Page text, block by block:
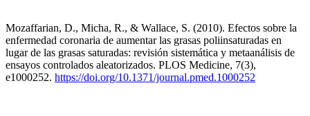
Mozaffarian, D., Micha, R., & Wallace, S. (2010). Efectos sobre la
enfermedad coronaria de aumentar las grasas poliinsaturadas en
lugar de las grasas saturadas: revisión sistemática y metaanálisis de
ensayos controlados aleatorizados. PLOS Medicine, 7(3),
e1000252. https://doi.org/10.1371/journal.pmed.1000252